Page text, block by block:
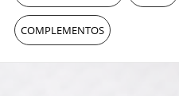
COMPLEMENTOS